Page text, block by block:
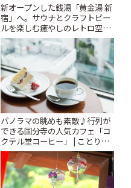
新オープンした銭湯「黄金湯 新
宿」へ。サウナとクラフトビー
ルを楽しむ癒やしのレトロ空間
| ことりっぷ
パノラマの眺めも素敵♪行列が
できる国分寺の人気カフェ「コ
クテル堂コーヒー」 | ことりっ
ぷ